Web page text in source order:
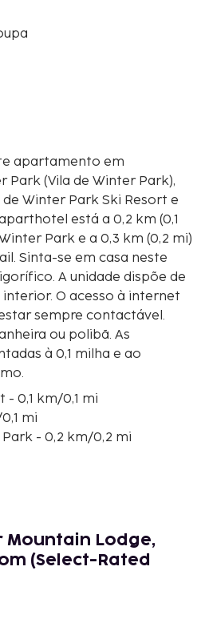
apartamento em
Park (Vila de Winter Park),
Winter Park Ski Resort e
Park e a 0,3 km (0,2 mi)
Sinta-se em casa neste
A unidade dispõe de
O acesso à internet
sempre contactável.
ou polibã. As
à 0,1 milha e ao
- 0,1 km/0,1 mi
mi
- 0,2 km/0,2 mi
0,5 km/0,3 mi
0,3 mi
km/0,3 mi
0,6 km/0,4 mi
- 1,8 km/1,1 mi
Mountain Lodge,
(Select-Rated